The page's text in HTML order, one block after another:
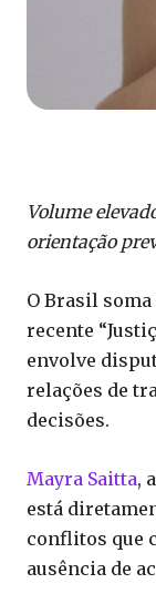
Volume
orientação
O Brasil
recente
envolve
relações de
decisões.
Mayra Saitta,
está
conflitos que
ausência de